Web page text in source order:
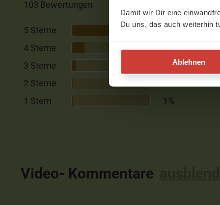
Damit wir Dir eine
Du uns, das auch weiterhin
Ablehnen
103 Bewertungen
5 Sterne
77%
4 Sterne
16%
3 Sterne
5%
2 Sterne
1 Stern
1%
Video- Kommentare